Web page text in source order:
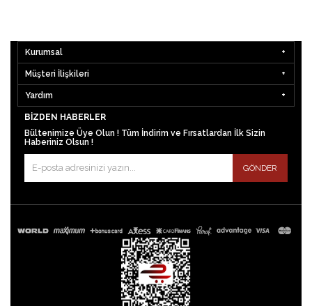
Kurumsal
Müşteri İlişkileri
Yardım
BIZDEN HABERLER
Bültenimize Üye Olun ! Tüm İndirim ve Fırsatlardan İlk Sizin
Haberiniz Olsun !
GÖNDER